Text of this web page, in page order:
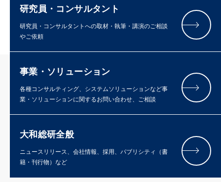
研究員・コンサルタント
研究員・コンサルタントへの取材・執筆・講演のご相談
やご依頼
事業・ソリューション
各種コンサルティング、システムソリューションなど事
業・ソリューションに関するお問い合わせ、ご相談
大和総研全般
ニュースリリース、会社情報、採用、パブリシティ（書
籍・刊行物）など